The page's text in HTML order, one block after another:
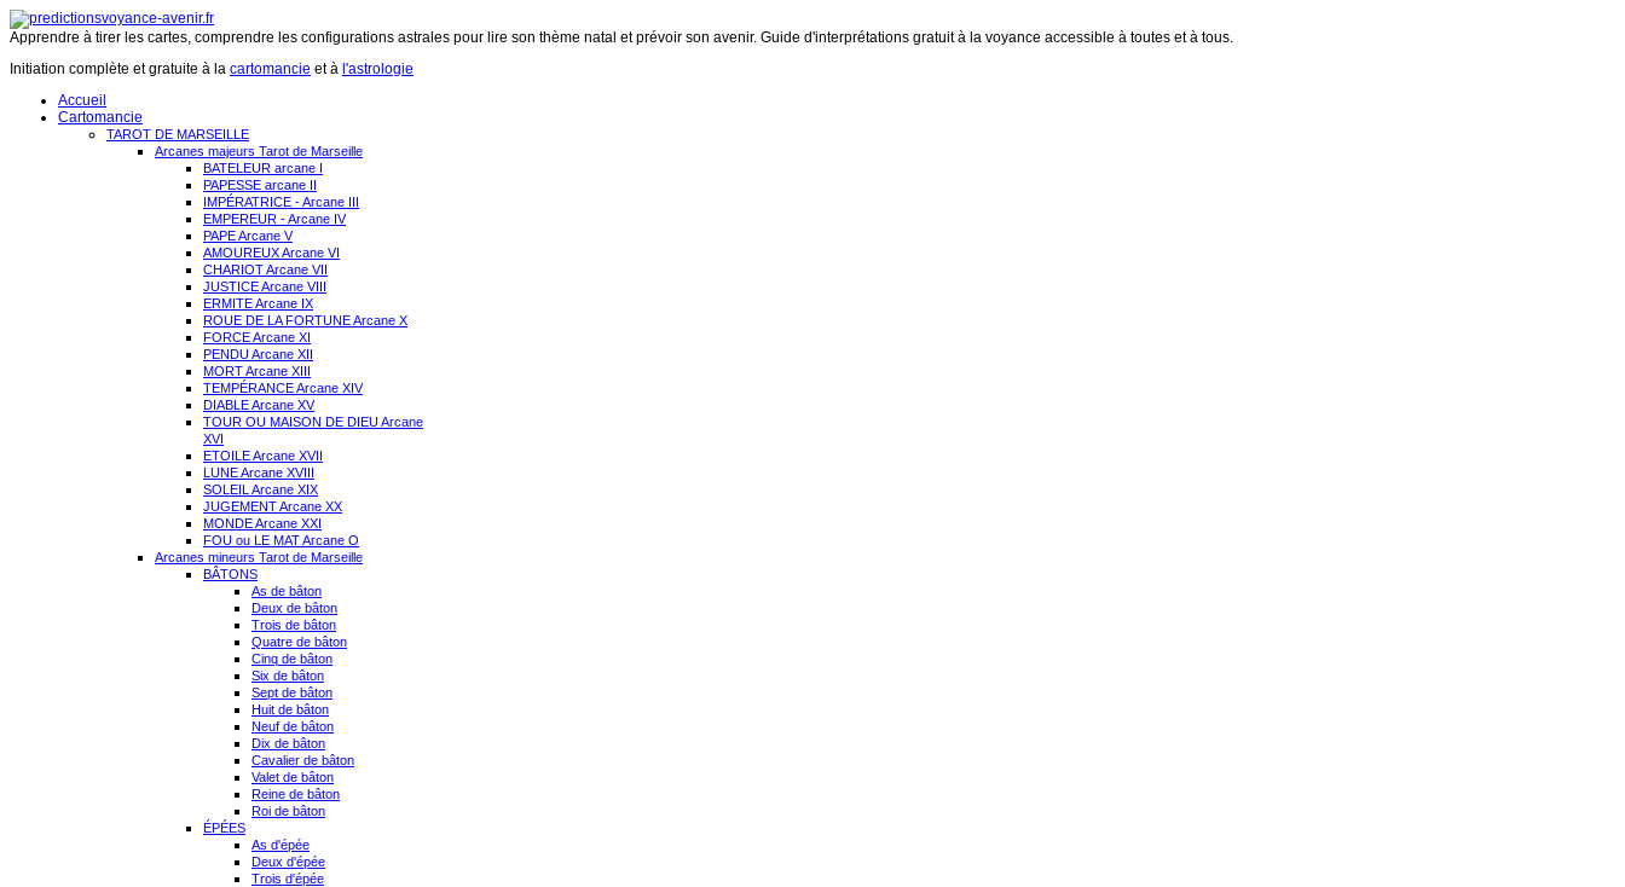
Apprendre à tirer les cartes, comprendre les configurations astrales pour lire son thème natal et prévoir son avenir. Guide d'interprétations gratuit à la voyance accessible à toutes et à tous.
Initiation complète et gratuite à la cartomancie et à l'astrologie
Accueil
Cartomancie
TAROT DE MARSEILLE
Arcanes majeurs Tarot de Marseille
BATELEUR arcane I
PAPESSE arcane II
IMPÉRATRICE - Arcane III
EMPEREUR - Arcane IV
PAPE Arcane V
AMOUREUX Arcane VI
CHARIOT Arcane VII
JUSTICE Arcane VIII
ERMITE Arcane IX
ROUE DE LA FORTUNE Arcane X
FORCE Arcane XI
PENDU Arcane XII
MORT Arcane XIII
TEMPÉRANCE Arcane XIV
DIABLE Arcane XV
TOUR OU MAISON DE DIEU Arcane
XVI
ETOILE Arcane XVII
LUNE Arcane XVIII
SOLEIL Arcane XIX
JUGEMENT Arcane XX
MONDE Arcane XXI
FOU ou LE MAT Arcane O
Arcanes mineurs Tarot de Marseille
BÂTONS
As de bâton
Deux de bâton
Trois de bâton
Quatre de bâton
Cinq de bâton
Six de bâton
Sept de bâton
Huit de bâton
Neuf de bâton
Dix de bâton
Cavalier de bâton
Valet de bâton
Reine de bâton
Roi de bâton
ÉPÉES
As d'épée
Deux d'épée
Trois d'épée